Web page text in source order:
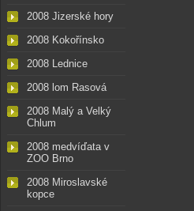
2008 Jizerské hory
2008 Kokořínsko
2008 Lednice
2008 lom Rasová
2008 Malý a Velký
Chlum
2008 medvíďata v
ZOO Brno
2008 Miroslavské
kopce